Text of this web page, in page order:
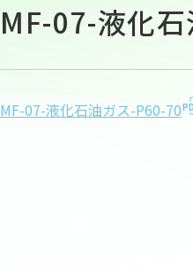
MF-07-液化
MF-07-液化石油ガス-P60-70